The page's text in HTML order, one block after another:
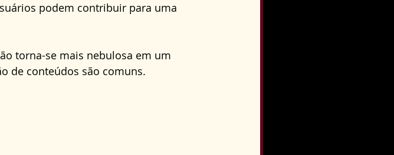
podem contribuir para uma
torna-se mais nebulosa em um
de conteúdos são comuns.